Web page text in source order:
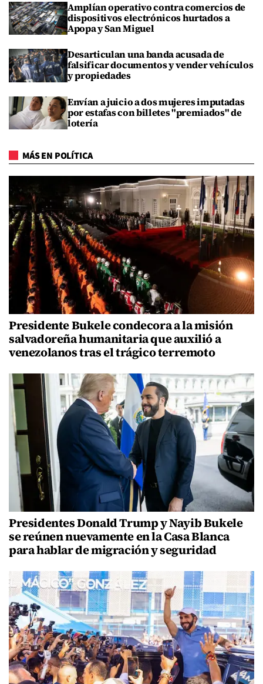
Amplían operativo contra comercios de
dispositivos electrónicos hurtados a
Apopa y San Miguel
Desarticulan una banda acusada de
falsificar documentos y vender vehículos
y propiedades
Envían a juicio a dos mujeres imputadas
por estafas con billetes "premiados" de
lotería
MÁS EN POLÍTICA
Presidente Bukele condecora a la misión
salvadoreña humanitaria que auxilió a
venezolanos tras el trágico terremoto
Presidentes Donald Trump y Nayib Bukele
se reúnen nuevamente en la Casa Blanca
para hablar de migración y seguridad